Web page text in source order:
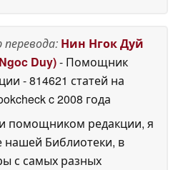
Нин Нгок Дуй
Duy)- Помощник
- 814621 статей на
c 2008 года
помощником редакции, я
Библиотеки, в
с самых разных